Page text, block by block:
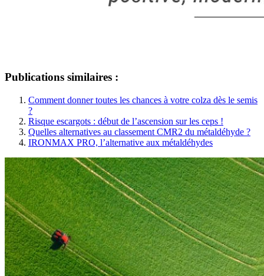
Publications similaires :
Comment donner toutes les chances à votre colza dès le semis
?
Risque escargots : début de l’ascension sur les ceps !
Quelles alternatives au classement CMR2 du métaldéhyde ?
IRONMAX PRO, l’alternative aux métaldéhydes